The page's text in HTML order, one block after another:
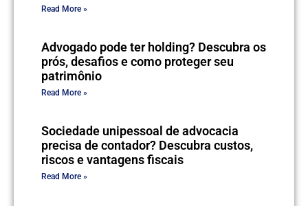
Read More »
Advogado pode ter holding? Descubra os
prós, desafios e como proteger seu
patrimônio
Read More »
Sociedade unipessoal de advocacia
precisa de contador? Descubra custos,
riscos e vantagens fiscais
Read More »